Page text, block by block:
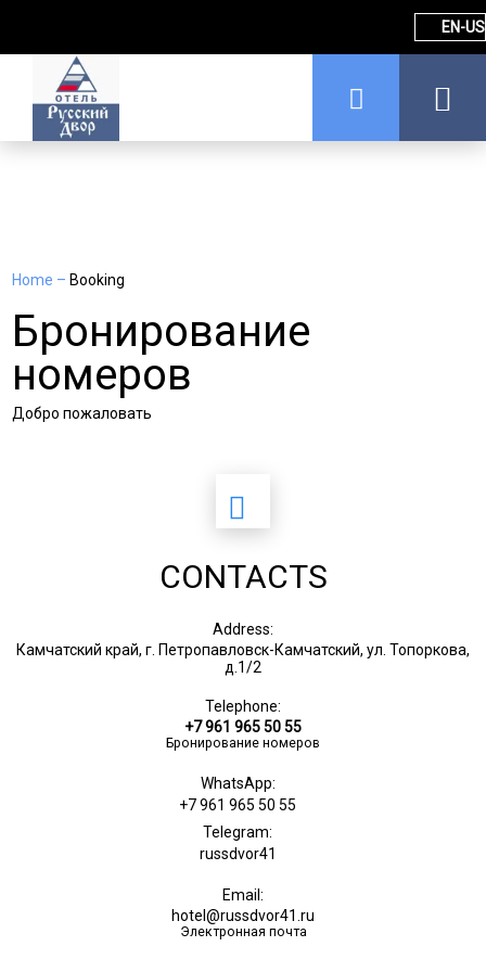
EN-US
Home – Booking
Бронирование
номеров
Добро пожаловать
CONTACTS
Address:
Камчатский край, г. Петропавловск-Камчатский, ул. Топоркова,
д.1/2
Telephone:
+7 961 965 50 55
Бронирование номеров
WhatsApp:
+7 961 965 50 55
Telegram:
russdvor41
Email:
hotel@russdvor41.ru
Электронная почта